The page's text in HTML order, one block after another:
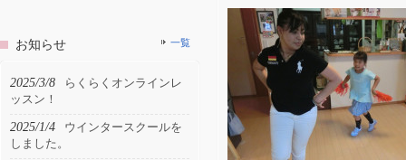
お知らせ 一覧
2025/3/8
らくらくオンラインレ
ッスン！
2025/1/4
ウインタースクールを
しました。